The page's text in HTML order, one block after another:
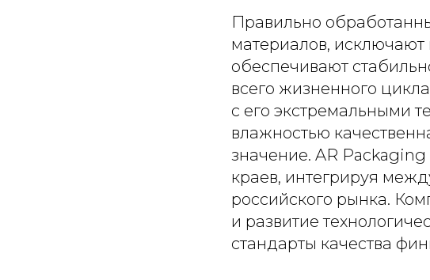
Правильно
материалов, исключают
обеспечивают
всего жизненного
с его экстремальными
влажностью
значение. AR
краев, интегрируя
российского рынка.
и развитие
стандарты качества